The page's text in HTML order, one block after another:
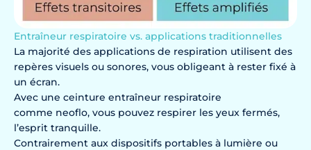
Entraîneur respiratoire vs. applications traditionnelles
La majorité des applications de respiration utilisent des
repères visuels ou sonores, vous obligeant à rester fixé à
un écran.
Avec une ceinture entraîneur respiratoire
comme neoflo, vous pouvez respirer les yeux fermés,
l’esprit tranquille.
Contrairement aux dispositifs portables à lumière ou